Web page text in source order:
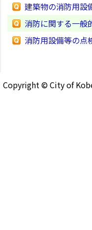
建築物の消防用設
消防に関する一般
消防用設備等の点
Copyright © City of